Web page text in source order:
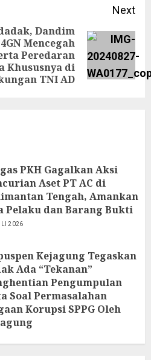
Next
Dandim
Mencegah
Peredaran
Khususnya di
TNI AD
PKH Gagalkan Aksi
Aset PT AC di
Tengah, Amankan
Pelaku dan Barang Bukti
2026
Kejagung Tegaskan
Ada “Tekanan”
Pengumpulan
Soal Permasalahan
Korupsi SPPG Oleh